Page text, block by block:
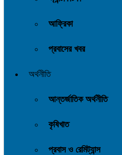
আফ্রিকা
প্রবাসের খবর
অর্থনীতি
আন্তর্জাতিক অর্থনীতি
কৃষিখাত
প্রবাস ও রেমিট্যান্স